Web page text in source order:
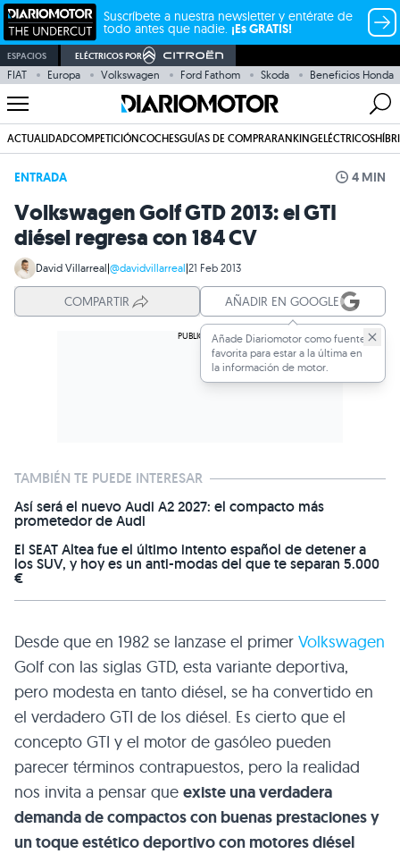
Suscríbete a nuestra newsletter y entérate de
todo antes que nadie. ¡Es GRATIS!
ESPACIOS ELÉCTRICOS POR
FIAT Europa Volkswagen Ford Fathom Skoda Beneficios Honda
ACTUALIDADCOMPETICIÓNCOCHESGUÍAS DE COMPRARANKINGELÉCTRICOS
ENTRADA 4 MIN
Volkswagen Golf GTD 2013: el GTI
diésel regresa con 184 CV
David Villarreal|@davidvillarreal|21 Feb 2013
COMPARTIR AÑADIR EN GOOGLE
Añade Diariomotor como fuente
favorita para estar a la última en
la información de motor.
TAMBIÉN TE PUEDE INTERESAR
Así será el nuevo Audi A2 2027: el compacto más
prometedor de Audi
El SEAT Altea fue el último intento español de detener a
los SUV, y hoy es un anti-modas del que te separan 5.000
€
Desde que en 1982 se lanzase el primer Volkswagen
Golf con las siglas GTD, esta variante deportiva,
pero modesta en tanto diésel, se ha convertido en
el verdadero GTI de los diésel. Es cierto que el
concepto GTI y el motor de gasóleo pueden
parecer términos contrapuestos, pero la realidad
nos invita a pensar que existe una verdadera
demanda de compactos con buenas prestaciones y
un toque estético deportivo con motores diésel